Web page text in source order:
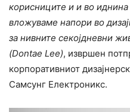
корисниците и и во
вложуваме напори во
за нивните секојдневни
(Dontae Lee), извршен
корпоративниот
Самсунг Електроникс.